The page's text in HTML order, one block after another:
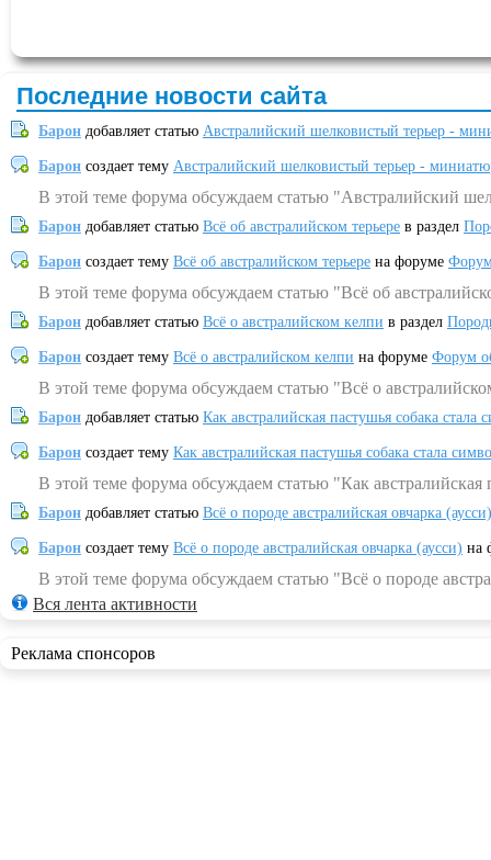
Последние новости сайта
Барон добавляет статью Австралийский шелковистый терьер -
Барон создает тему Австралийский шелковистый терьер -
В этой теме форума обсуждаем статью "Австралийский
Барон добавляет статью Всё об австралийском терьере в раздел
Барон создает тему Всё об австралийском терьере на форуме
В этой теме форума обсуждаем статью "Всё об
Барон добавляет статью Всё о австралийском келпи в раздел
Барон создает тему Всё о австралийском келпи на форуме Форум
В этой теме форума обсуждаем статью "Всё о
Барон добавляет статью Как австралийская пастушья собака
Барон создает тему Как австралийская пастушья собака стала
В этой теме форума обсуждаем статью "Как
Барон добавляет статью Всё о породе австралийская овчарка (аусси)
Барон создает тему Всё о породе австралийская овчарка (аусси) на
В этой теме форума обсуждаем статью "Всё о породе
Вся лента активности
Реклама спонсоров